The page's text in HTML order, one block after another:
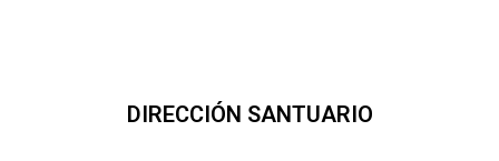
DIRECCIÓN SANTUARIO